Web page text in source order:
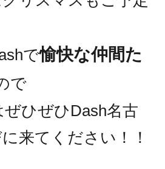
で愉快な仲間た
で
ひぜひDash名古
来てください！！